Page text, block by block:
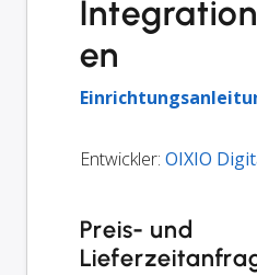
en
Entwickler: OIXIO
Preis- und